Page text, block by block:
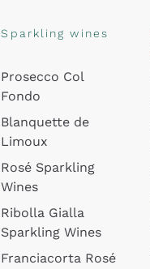
Sparkling wines
Prosecco Col
Fondo
Blanquette de
Limoux
Rosé Sparkling
Wines
Ribolla Gialla
Sparkling Wines
Franciacorta Rosé